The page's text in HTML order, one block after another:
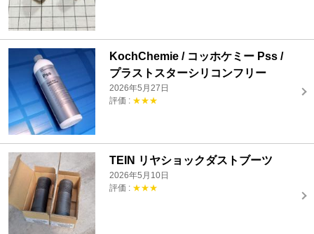
KochChemie / コッホケミー Pss /
プラストスターシリコンフリー
2026年5月27日
評価 : ★★★
TEIN リヤショックダストブーツ
2026年5月10日
評価 : ★★★